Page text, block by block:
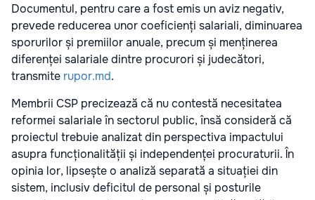
Documentul, pentru care a fost emis un aviz negativ,
prevede reducerea unor coeficienți salariali, diminuarea
sporurilor și premiilor anuale, precum și menținerea
diferenței salariale dintre procurori și judecători,
transmite rupor.md.
Membrii CSP precizează că nu contestă necesitatea
reformei salariale în sectorul public, însă consideră că
proiectul trebuie analizat din perspectiva impactului
asupra funcționalității și independenței procuraturii. În
opinia lor, lipsește o analiză separată a situației din
sistem, inclusiv deficitul de personal și posturile